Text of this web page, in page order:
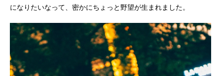
になりたいなって、密かにちょっと野望が生まれました。